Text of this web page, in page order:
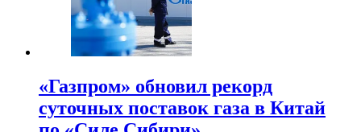
«Газпром» обновил рекорд
суточных поставок газа в Китай